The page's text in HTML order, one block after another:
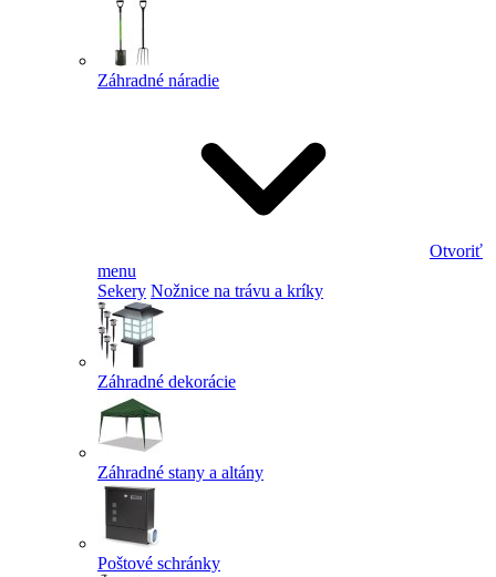
Záhradné náradie
Otvoriť
menu
Sekery Nožnice na trávu a kríky
Záhradné dekorácie
Záhradné stany a altány
Poštové schránky